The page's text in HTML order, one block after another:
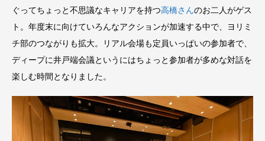
ぐってちょっと不思議なキャリアを持つ高橋さんのお二人がゲス
ト。年度末に向けていろんなアクションが加速する中で、ヨリミ
チ部のつながりも拡大。リアル会場も定員いっぱいの参加者で、
ディープに井戸端会議というにはちょっと参加者が多めな対話を
楽しむ時間となりました。